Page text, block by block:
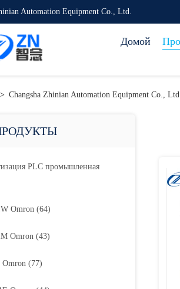
Automation Equipment Co., Ltd.
Домой
> Changsha Zhinian Automation Equipment Co.,
PLC промышленная
Omron (64)
Omron (43)
(77)